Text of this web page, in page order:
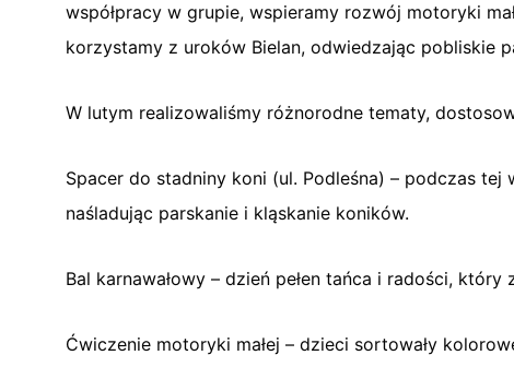
współpracy w grupie, wspieramy rozwój motoryki
korzystamy z uroków Bielan, odwiedzając pobliskie
W lutym realizowaliśmy różnorodne tematy,
Spacer do stadniny koni (ul. Podleśna) – podczas
naśladując parskanie i kląskanie koników.
Bal karnawałowy – dzień pełen tańca i radości,
Ćwiczenie motoryki małej – dzieci sortowały